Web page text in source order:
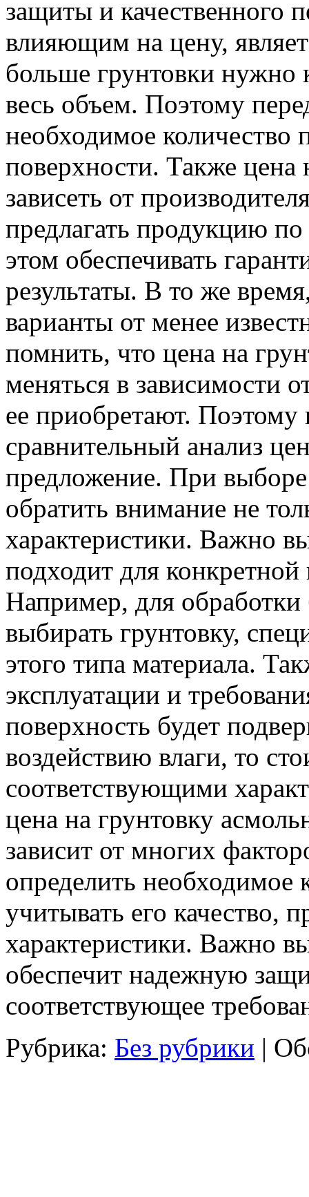
защиты и качественного
влияющим на цену,
больше грунтовки нужно
весь объем. Поэтому
необходимое количество
поверхности. Также
зависеть от
предлагать продукцию
этом обеспечивать
результаты. В то же
варианты от менее
помнить, что цена на
меняться в зависимости
ее приобретают. Поэтому
сравнительный анализ
предложение. При
обратить внимание не
характеристики. Важно
подходит для
Например, для
выбирать грунтовку,
этого типа материала.
эксплуатации и
поверхность будет
воздействию влаги, то
соответствующими
цена на грунтовку
зависит от многих
определить необходимое
учитывать его качество,
характеристики. Важно
обеспечит надежную
соответствующее
Рубрика: Без рубрики |